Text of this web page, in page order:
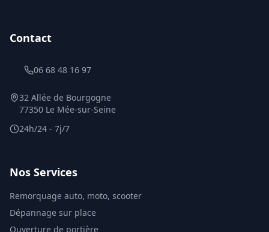
Contact
06 68 48 16 97
32 Allée de Bourgogne
77350 Le Mée-sur-Seine
24h/24 - 7j/7
Nos Services
Remorquage auto, moto, scooter
Dépannage sur place
Ouverture de portière